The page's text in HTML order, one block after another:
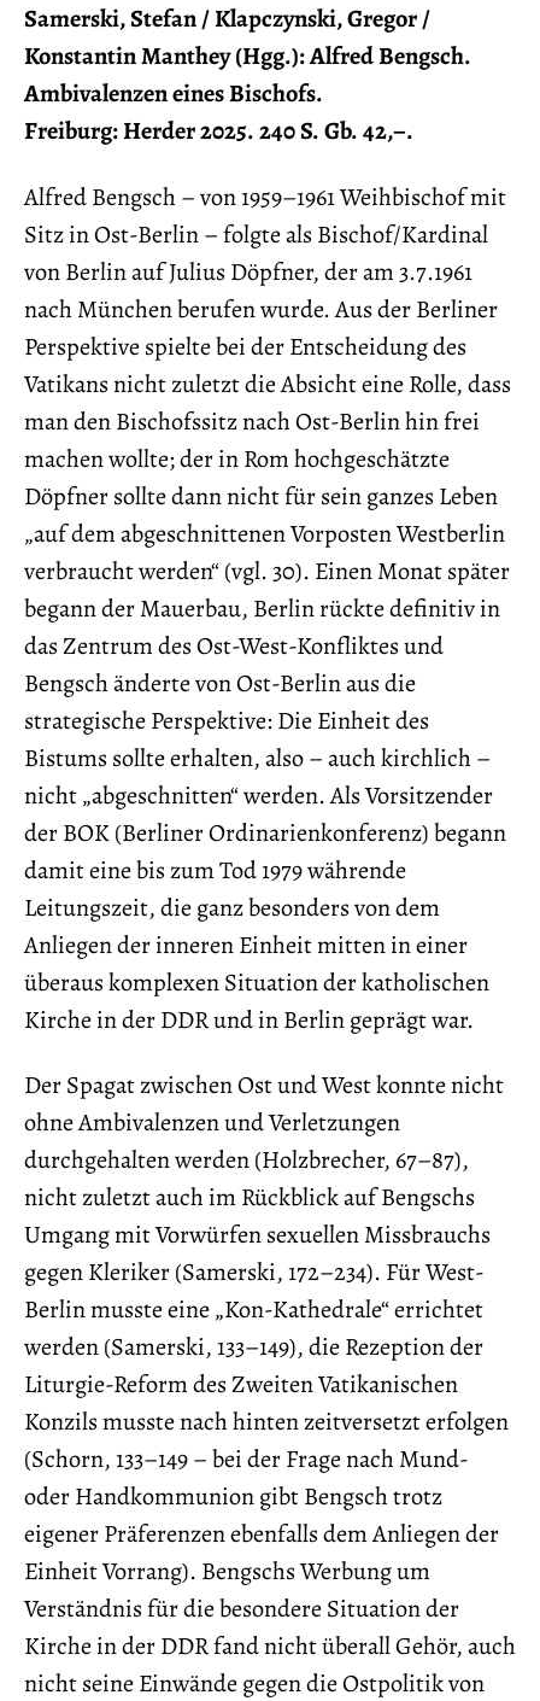
Samerski, Stefan / Klapczynski, Gregor /
Konstantin Manthey (Hgg.): Alfred Bengsch.
Ambivalenzen eines Bischofs.
Freiburg: Herder 2025. 240 S. Gb. 42,–.
Alfred Bengsch – von 1959–1961 Weihbischof mit
Sitz in Ost-Berlin – folgte als Bischof/Kardinal
von Berlin auf Julius Döpfner, der am 3.7.1961
nach München berufen wurde. Aus der Berliner
Per­spektive spielte bei der Entscheidung des
Vatikans nicht zuletzt die Absicht eine Rolle, dass
man den Bischofssitz nach Ost-Berlin hin frei
machen wollte; der in Rom hochgeschätzte
Döpfner sollte dann nicht für sein ganzes Leben
„auf dem abgeschnittenen Vorposten Westberlin
verbraucht werden“ (vgl. 30). Einen Monat später
begann der Mauerbau, Berlin rückte definitiv in
das Zentrum des Ost-West-Konfliktes und
Bengsch änderte von Ost-Berlin aus die
strategische Perspektive: Die Einheit des
Bistums sollte erhalten, also – auch kirchlich –
nicht „abgeschnitten“ werden. Als Vorsitzender
der BOK (Berliner Ordinarienkonferenz) begann
damit eine bis zum Tod 1979 währende
Leitungszeit, die ganz besonders von dem
Anliegen der inneren Einheit mitten in einer
überaus komplexen Situation der katholischen
Kirche in der DDR und in Berlin geprägt war.
Der Spagat zwischen Ost und West konnte nicht
ohne Ambivalenzen und Verletzungen
durchgehalten werden (Holzbrecher, 67–87),
nicht zuletzt auch im Rückblick auf Bengschs
Umgang mit Vorwürfen sexuellen Missbrauchs
gegen Kleriker (Samerski, 172–234). Für West-
Berlin musste eine „Kon-Kathedrale“ errichtet
werden (Samerski, 133–149), die Rezeption der
Liturgie-Reform des Zweiten Vatikanischen
Konzils musste nach hinten zeitversetzt erfolgen
(Schorn, 133–149 – bei der Frage nach Mund-
oder Handkommunion gibt Bengsch trotz
eigener Präferenzen ebenfalls dem Anliegen der
Einheit Vorrang). Bengschs Werbung um
Verständnis für die besondere Situation der
Kirche in der DDR fand nicht überall Gehör, auch
nicht seine Einwände gegen die Ostpolitik von